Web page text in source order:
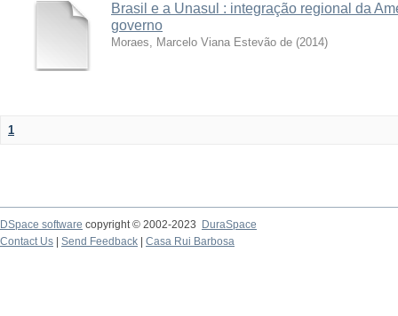
Brasil e a Unasul : integração regional da
governo
Moraes, Marcelo Viana Estevão de (2014)
1
DSpace software copyright © 2002-2023
DuraSpace
Contact Us
Send Feedback Casa Rui Barbosa